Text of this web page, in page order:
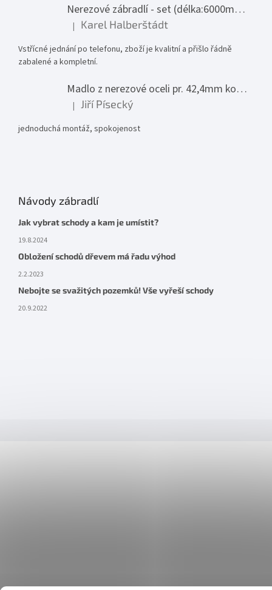
Nerezové zábradlí - set (délka:6000mm x výška:1000mm)
Hodnocení produktu je 5 z 5 hvězdiček.
| Karel Halberštádt
Vstřícné jednání po telefonu, zboží je kvalitní a přišlo řádně
zabalené a kompletní.
Madlo z nerezové oceli pr. 42,4mm komplet - model 0116 - 3000mm
Hodnocení produktu je 5 z 5 hvězdiček.
| Jiří Písecký
jednoduchá montáž, spokojenost
Návody zábradlí
Jak vybrat schody a kam je umístit?
19.8.2024
Obložení schodů dřevem má řadu výhod
2.2.2023
Nebojte se svažitých pozemků! Vše vyřeší schody
20.9.2022